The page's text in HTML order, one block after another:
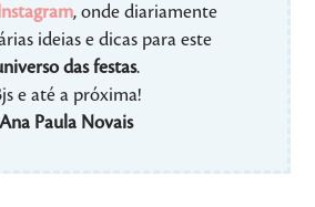
Instagram, onde diariamente
ideias e dicas para este
das festas.
e até a próxima!
Ana Paula Novais